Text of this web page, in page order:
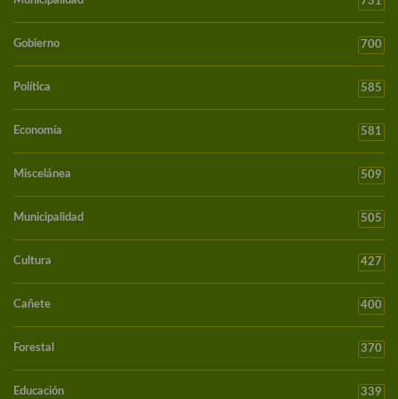
Gobierno 700
Política 585
Economía 581
Miscelánea 509
Municipalidad 505
Cultura 427
Cañete 400
Forestal 370
Educación 339